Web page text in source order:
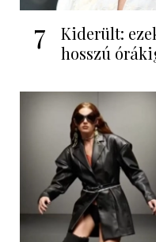
7
Kiderült:
hosszú